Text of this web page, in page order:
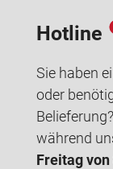
Hotline
Sie haben
oder
während
Freitag